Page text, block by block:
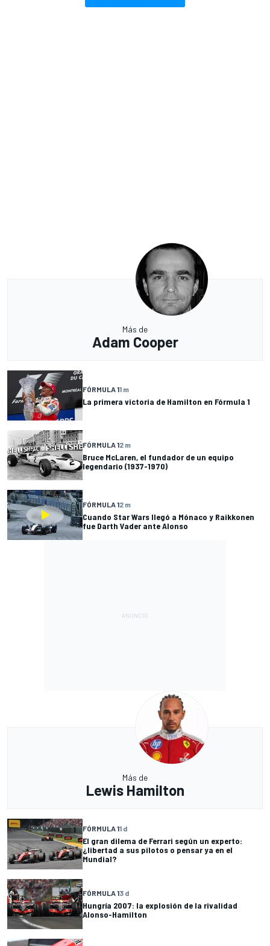
Más de
Adam Cooper
FÓRMULA 11 m
La primera victoria de Hamilton en Fórmula 1
FÓRMULA 12 m
Bruce McLaren, el fundador de un equipo
legendario (1937-1970)
FÓRMULA 12 m
Cuando Star Wars llegó a Mónaco y Raikkonen
fue Darth Vader ante Alonso
Más de
Lewis Hamilton
FÓRMULA 11 d
El gran dilema de Ferrari según un experto:
¿libertad a sus pilotos o pensar ya en el
Mundial?
FÓRMULA 13 d
Hungría 2007: la explosión de la rivalidad
Alonso-Hamilton